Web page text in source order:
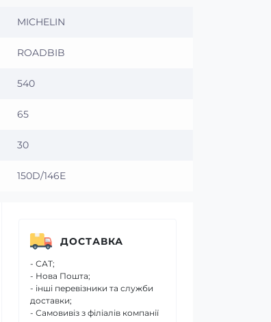
MICHELIN
ROADBIB
540
65
30
150D/146E
ДОСТАВКА
- САТ;
- Нова Пошта;
- інші перевізники та служби
доставки;
- Самовивіз з філіалів компанії